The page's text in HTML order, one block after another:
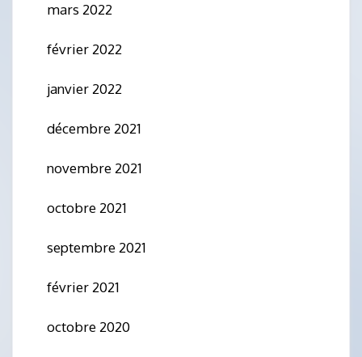
mars 2022
février 2022
janvier 2022
décembre 2021
novembre 2021
octobre 2021
septembre 2021
février 2021
octobre 2020